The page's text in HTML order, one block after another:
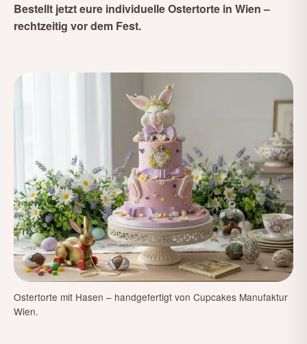
Bestellt jetzt eure individuelle Ostertorte in Wien –
rechtzeitig vor dem Fest.
Ostertorte mit Hasen – handgefertigt von Cupcakes Manufaktur
Wien.